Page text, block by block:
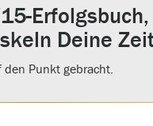
Erfolgsbuch,
Deine
Punkt gebracht.